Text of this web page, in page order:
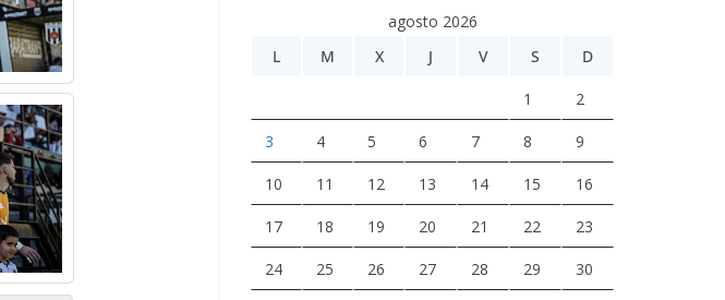
agosto 2026
L
M X J V S D
1 2
3 4 5 6 7 8 9
10 11 12 13 14 15 16
17 18 19 20 21 22 23
24 25 26 27 28 29 30